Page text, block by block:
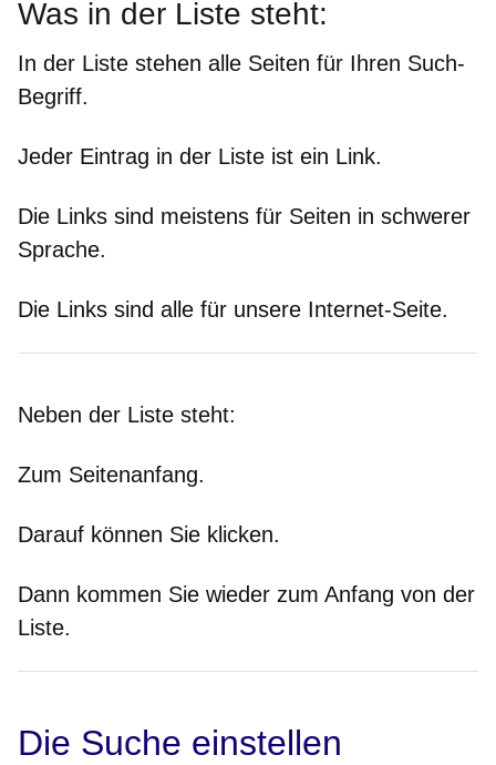
Was in der Liste steht:
In der Liste stehen alle Seiten für Ihren Such-
Begriff.
Jeder Eintrag in der Liste ist ein Link.
Die Links sind meistens für Seiten in schwerer
Sprache.
Die Links sind alle für unsere Internet-Seite.
Neben der Liste steht:
Zum Seitenanfang.
Darauf können Sie klicken.
Dann kommen Sie wieder zum Anfang von der
Liste.
Die Suche einstellen